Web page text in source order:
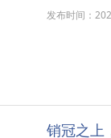
发布时间：